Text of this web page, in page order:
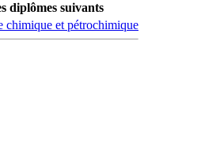
diplômes suivants
chimique et pétrochimique